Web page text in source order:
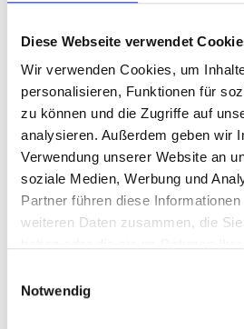
Diese Webseite verwendet
Wir verwenden Cookies, um
personalisieren, Funktionen für
zu können und die Zugriffe auf
analysieren. Außerdem geben wir
Verwendung unserer Website an
soziale Medien, Werbung und
Partner führen diese
weiteren Daten zusammen, die
Notwendig
Search results
Title Type
Light-Info
33
Light-Info